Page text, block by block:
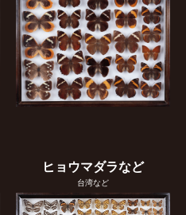
ヒョウマダラなど
台湾など